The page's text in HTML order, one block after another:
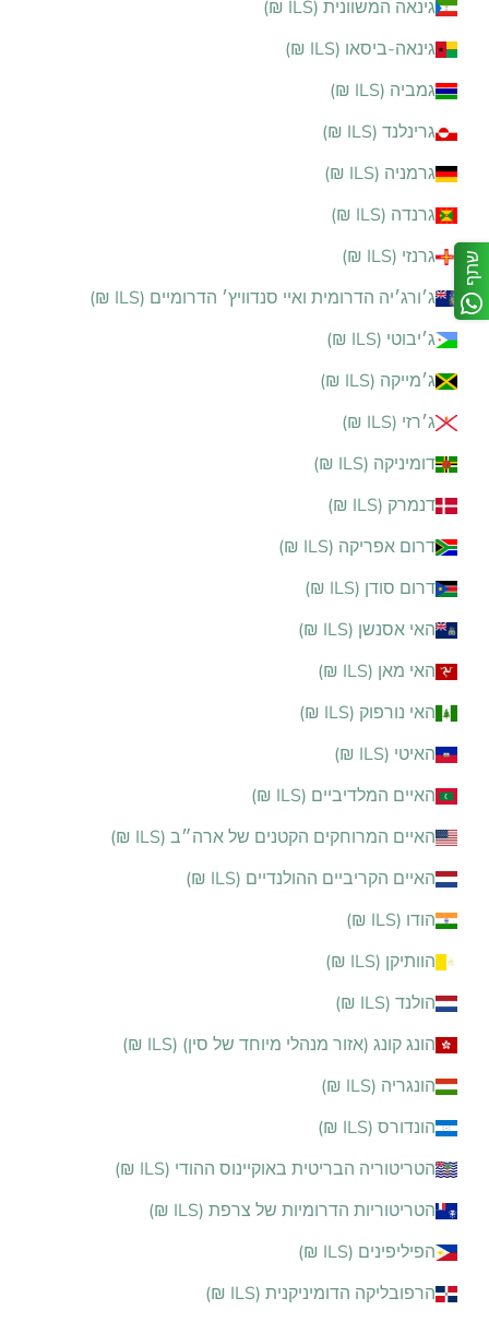
גינאה המשוונית (ILS ₪)
גינאה-ביסאו (ILS ₪)
גמביה (ILS ₪)
גרינלנד (ILS ₪)
גרמניה (ILS ₪)
גרנדה (ILS ₪)
גרנזי (ILS ₪)
ג׳ורג׳יה הדרומית ואיי סנדוויץ׳ הדרומיים (ILS ₪)
ג׳יבוטי (ILS ₪)
ג׳מייקה (ILS ₪)
ג׳רזי (ILS ₪)
דומיניקה (ILS ₪)
דנמרק (ILS ₪)
דרום אפריקה (ILS ₪)
דרום סודן (ILS ₪)
האי אסנשן (ILS ₪)
האי מאן (ILS ₪)
האי נורפוק (ILS ₪)
האיטי (ILS ₪)
האיים המלדיביים (ILS ₪)
האיים המרוחקים הקטנים של ארה״ב (ILS ₪)
האיים הקריביים ההולנדיים (ILS ₪)
הודו (ILS ₪)
הוותיקן (ILS ₪)
הולנד (ILS ₪)
הונג קונג (אזור מנהלי מיוחד של סין) (ILS ₪)
הונגריה (ILS ₪)
הונדורס (ILS ₪)
הטריטוריה הבריטית באוקיינוס ההודי (ILS ₪)
הטריטוריות הדרומיות של צרפת (ILS ₪)
הפיליפינים (ILS ₪)
הרפובליקה הדומיניקנית (ILS ₪)
שתף